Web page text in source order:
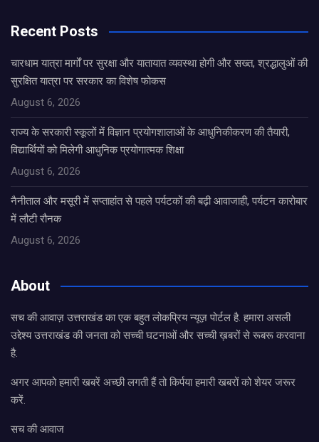
Recent Posts
चारधाम यात्रा मार्गों पर सुरक्षा और यातायात व्यवस्था होगी और सख्त, श्रद्धालुओं की
सुरक्षित यात्रा पर सरकार का विशेष फोकस
August 6, 2026
राज्य के सरकारी स्कूलों में विज्ञान प्रयोगशालाओं के आधुनिकीकरण की तैयारी,
विद्यार्थियों को मिलेगी आधुनिक प्रयोगात्मक शिक्षा
August 6, 2026
नैनीताल और मसूरी में सप्ताहांत से पहले पर्यटकों की बढ़ी आवाजाही, पर्यटन कारोबार
में लौटी रौनक
August 6, 2026
About
सच की आवाज़ उत्तराखंड का एक बहुत लोकप्रिय न्यूज़ पोर्टल है. हमारा असली
उद्देश्य उत्तराखंड की जनता को सच्ची घटनाओं और सच्ची ख़बरों से रूबरू करवाना
है.
अगर आपको हमारी खबरें अच्छी लगती हैं तो किर्पया हमारी खबरों को शेयर जरूर
करें.
सच की आवाज